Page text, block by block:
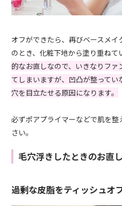
オフができたら、再びベースメイ
のとき、化粧下地から塗り重ねて
的なお直しなので、いきなりフ
てしまいますが、凹凸が整って
穴を目立たせる原因になります。
必ずポアプライマーなどで肌を
さい。
毛穴浮きしたときのお直
過剰な皮脂をティッシュオ